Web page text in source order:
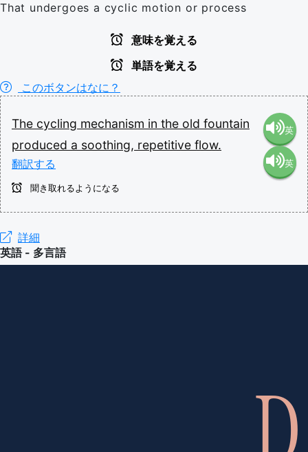
That undergoes a cyclic motion or process
意味を覚える
単語を覚える
このボタンはなに？
The cycling mechanism in the old fountain
produced a soothing, repetitive flow.
翻訳する
英
語（米
英
聞き取れるようになる
詳細
英語 - 多言語